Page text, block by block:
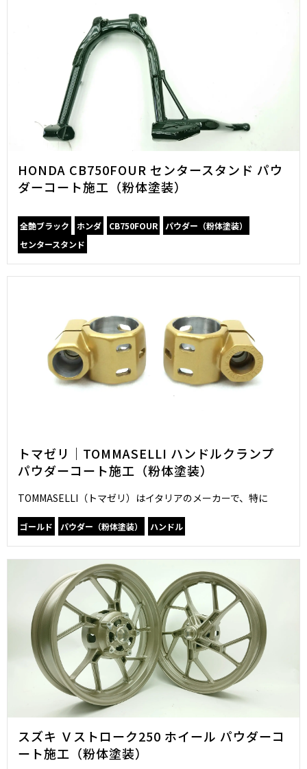
HONDA CB750FOUR センタースタンド パウ
ダーコート施工（粉体塗装）
全艶ブラック ホンダ CB750FOUR
パウダー（粉体塗装）
センタースタンド
トマゼリ｜TOMMASELLI ハンドルクランプ
パウダーコート施工（粉体塗装）
TOMMASELLI（トマゼリ）はイタリアのメーカーで、特に
ゴールド パウダー（粉体塗装） ハンドル
スズキ Ｖストローク250 ホイール パウダーコ
ート施工（粉体塗装）